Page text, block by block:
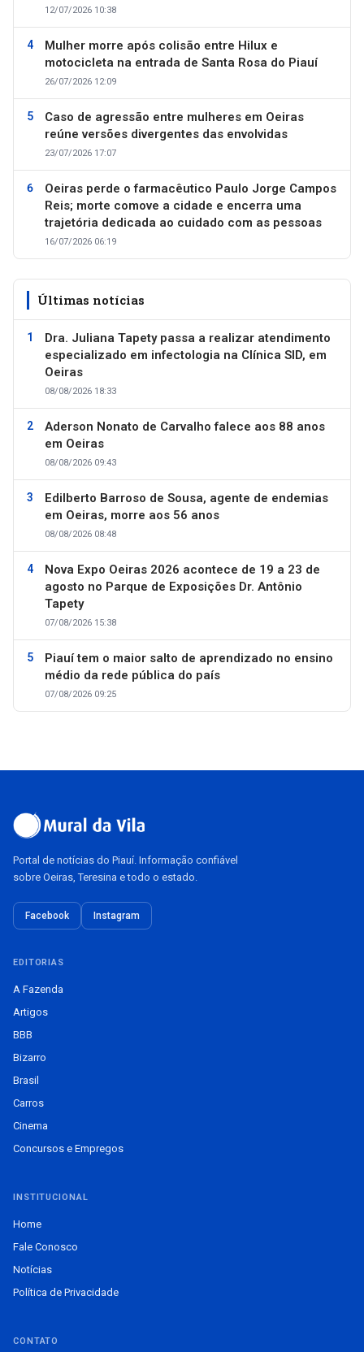
12/07/2026 10:38
Mulher morre após colisão entre Hilux e
motocicleta na entrada de Santa Rosa do Piauí
26/07/2026 12:09
Caso de agressão entre mulheres em Oeiras
reúne versões divergentes das envolvidas
23/07/2026 17:07
Oeiras perde o farmacêutico Paulo Jorge Campos
Reis; morte comove a cidade e encerra uma
trajetória dedicada ao cuidado com as pessoas
16/07/2026 06:19
Últimas notícias
Dra. Juliana Tapety passa a realizar atendimento
especializado em infectologia na Clínica SID, em
Oeiras
08/08/2026 18:33
Aderson Nonato de Carvalho falece aos 88 anos
em Oeiras
08/08/2026 09:43
Edilberto Barroso de Sousa, agente de endemias
em Oeiras, morre aos 56 anos
08/08/2026 08:48
Nova Expo Oeiras 2026 acontece de 19 a 23 de
agosto no Parque de Exposições Dr. Antônio
Tapety
07/08/2026 15:38
Piauí tem o maior salto de aprendizado no ensino
médio da rede pública do país
07/08/2026 09:25
Portal de notícias do Piauí. Informação confiável
sobre Oeiras, Teresina e todo o estado.
Facebook Instagram
EDITORIAS
A Fazenda
Artigos
BBB
Bizarro
Brasil
Carros
Cinema
Concursos e Empregos
INSTITUCIONAL
Home
Fale Conosco
Notícias
Política de Privacidade
CONTATO